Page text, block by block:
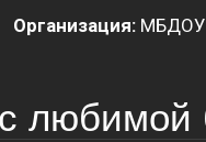
Организация: МБДОУ
любимой